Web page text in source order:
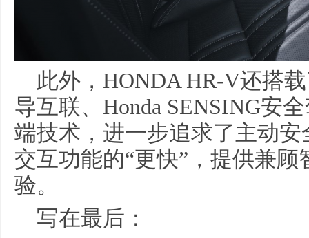
此外，HONDA HR-V还搭
导互联、Honda SENSING安
端技术，进一步追求了主动
交互功能的“更快”，提供兼
验。
写在最后：